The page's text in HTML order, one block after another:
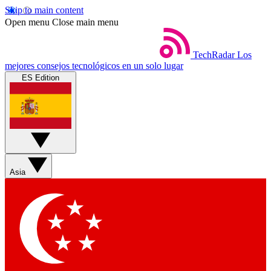
Skip to main content
Open menu Close main menu
TechRadar Los
mejores consejos tecnológicos en un solo lugar
ES Edition
Asia